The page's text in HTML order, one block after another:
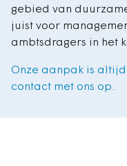
gebied van
juist voor
ambtsdragers in het
Onze aanpak is
contact met ons op.